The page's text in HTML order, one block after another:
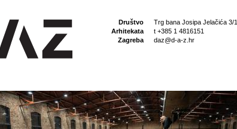
Društvo
Arhitekata
Zagreba
Trg bana Josipa Jelačića 3/1
t +385 1 4816151
daz@d-a-z.hr